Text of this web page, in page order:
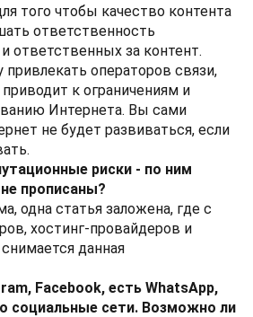
того чтобы качество контента
ответственность
ответственных за контент.
привлекать операторов связи,
к ограничениям и
Интернета. Вы сами
не будет развиваться, если
риски - по ним
прописаны?
одна статья заложена, где с
хостинг-провайдеров и
данная
Facebook, есть WhatsApp,
социальные сети. Возможно ли